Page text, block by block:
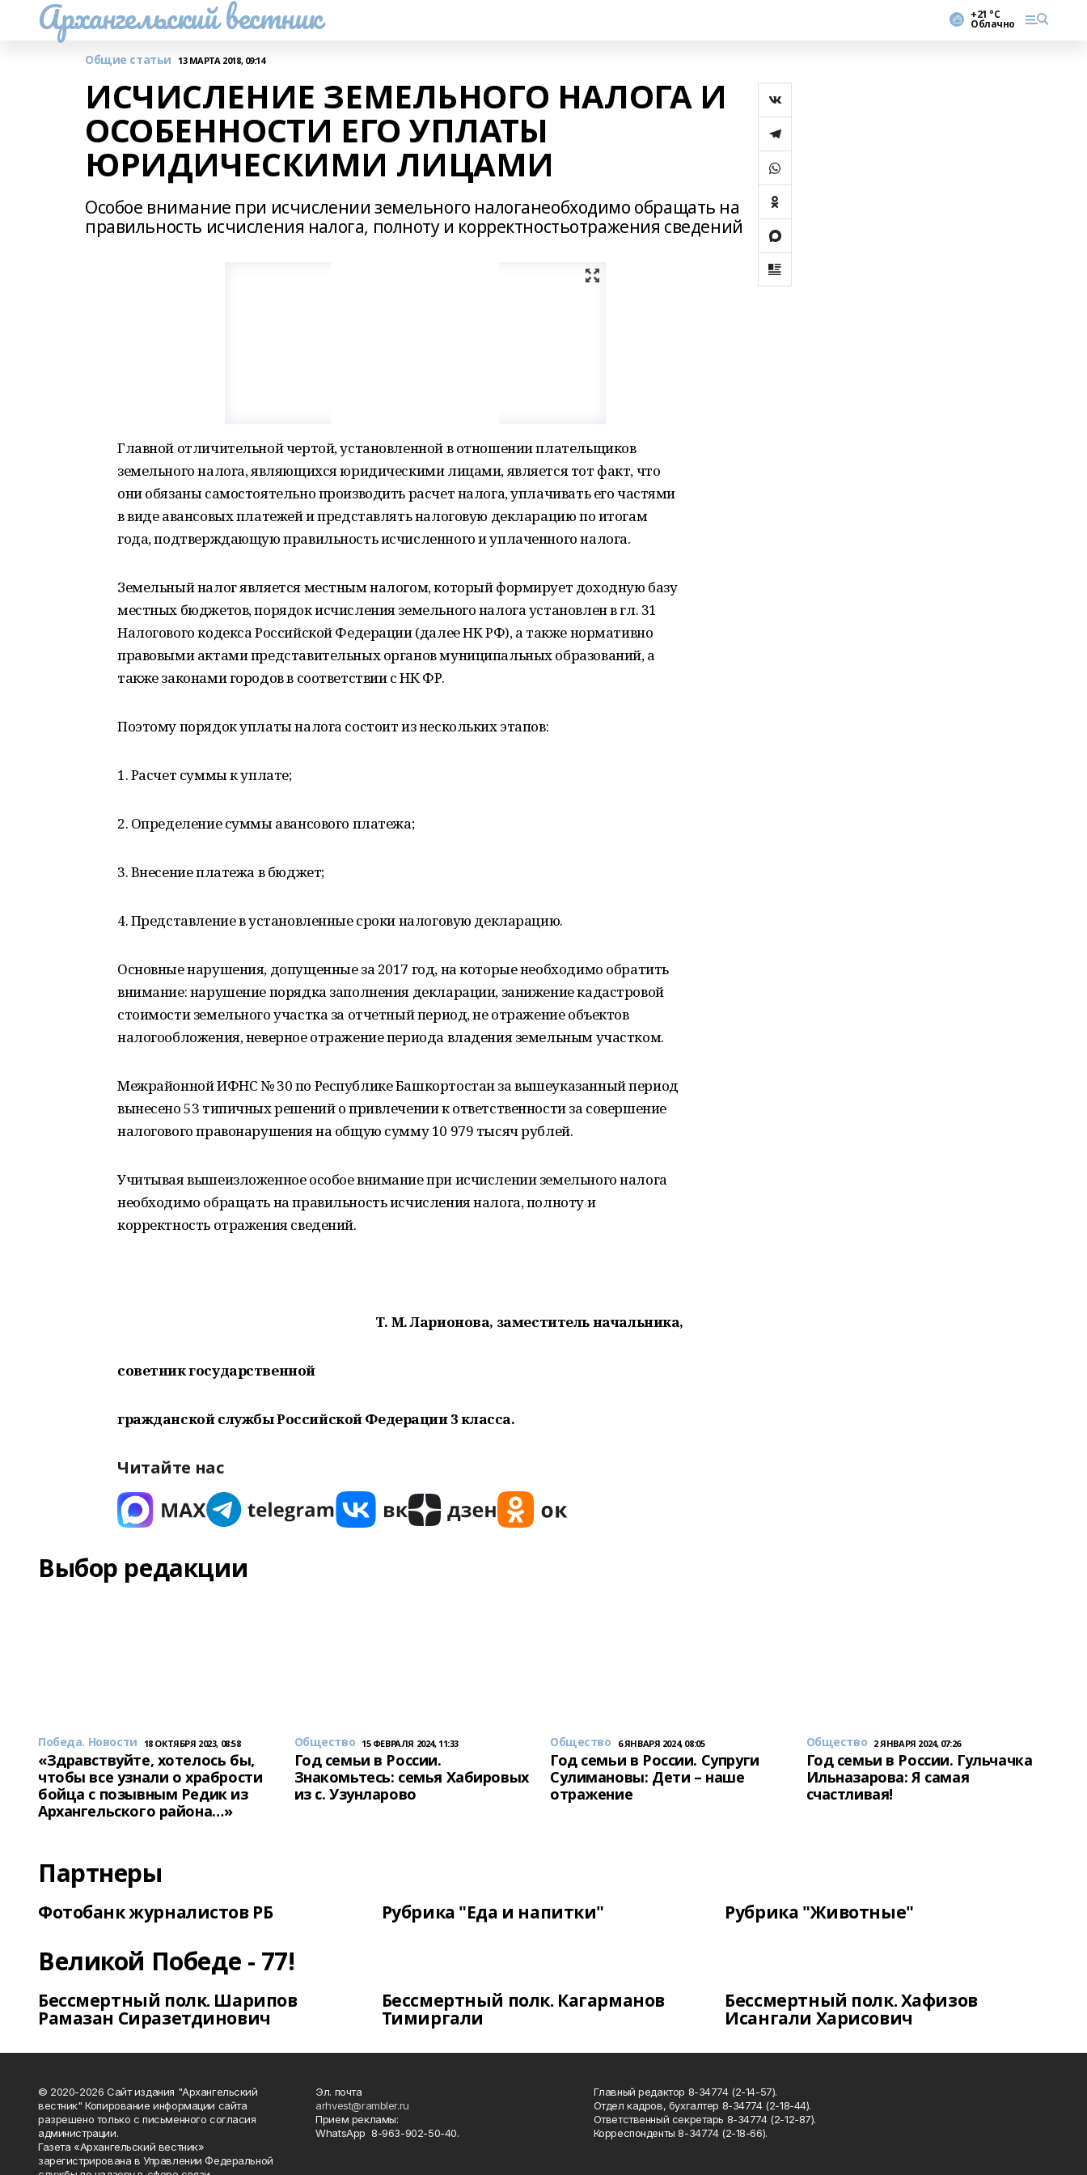
Архангельский вестник +21 °С
Облачно
Общие статьи 13 МАРТА 2018, 09:14
ИСЧИСЛЕНИЕ ЗЕМЕЛЬНОГО НАЛОГА И
ОСОБЕННОСТИ ЕГО УПЛАТЫ
ЮРИДИЧЕСКИМИ ЛИЦАМИ
Особое внимание при исчислении земельного налоганеобходимо обращать на
правильность исчисления налога, полноту и корректностьотражения сведений
Главной отличительной чертой, установленной в отношении плательщиков
земельного налога, являющихся юридическими лицами, является тот факт, что
они обязаны самостоятельно производить расчет налога, уплачивать его частями
в виде авансовых платежей и представлять налоговую декларацию по итогам
года, подтверждающую правильность исчисленного и уплаченного налога.
Земельный налог является местным налогом, который формирует доходную базу
местных бюджетов, порядок исчисления земельного налога установлен в гл. 31
Налогового кодекса Российской Федерации (далее НК РФ), а также нормативно
правовыми актами представительных органов муниципальных образований, а
также законами городов в соответствии с НК ФР.
Поэтому порядок уплаты налога состоит из нескольких этапов:
1. Расчет суммы к уплате;
2. Определение суммы авансового платежа;
3. Внесение платежа в бюджет;
4. Представление в установленные сроки налоговую декларацию.
Основные нарушения, допущенные за 2017 год, на которые необходимо обратить
внимание: нарушение порядка заполнения декларации, занижение кадастровой
стоимости земельного участка за отчетный период, не отражение объектов
налогообложения, неверное отражение периода владения земельным участком.
Межрайонной ИФНС № 30 по Республике Башкортостан за вышеуказанный период
вынесено 53 типичных решений о привлечении к ответственности за совершение
налогового правонарушения на общую сумму 10 979 тысяч рублей.
Учитывая вышеизложенное особое внимание при исчислении земельного налога
необходимо обращать на правильность исчисления налога, полноту и
корректность отражения сведений.
Т. М. Ларионова, заместитель начальника,
советник государственной
гражданской службыРоссийской Федерации 3 класса.
Читайте нас
Выбор редакции
Победа. Новости 18 ОКТЯБРЯ 2023, 08:58
«Здравствуйте, хотелось бы,
чтобы все узнали о храбрости
бойца с позывным Редик из
Архангельского района…»
Общество 15 ФЕВРАЛЯ 2024, 11:33
Год семьи в России.
Знакомьтесь: семья Хабировых
из с. Узунларово
Общество 6 ЯНВАРЯ 2024, 08:05
Год семьи в России. Супруги
Сулимановы: Дети – наше
отражение
Общество 2 ЯНВАРЯ 2024, 07:26
Год семьи в России. Гульчачка
Ильназарова: Я самая
счастливая!
Партнеры
Фотобанк журналистов РБ Рубрика "Еда и напитки" Рубрика "Животные"
Великой Победе - 77!
Бессмертный полк. Шарипов
Рамазан Сиразетдинович
Бессмертный полк. Кагарманов
Тимиргали
Бессмертный полк. Хафизов
Исангали Харисович
© 2020-2026 Сайт издания "Архангельский
вестник" Копирование информации сайта
разрешено только с письменного согласия
администрации.
Газета «Архангельский вестник»
зарегистрирована в Управлении Федеральной
Эл. почта
arhvest@rambler.ru
Прием рекламы:
WhatsApp 8-963-902-50-40.
Главный редактор 8-34774 (2-14-57).
Отдел кадров, бухгалтер 8-34774 (2-18-44).
Ответственный секретарь 8-34774 (2-12-87).
Корреспонденты 8-34774 (2-18-66).